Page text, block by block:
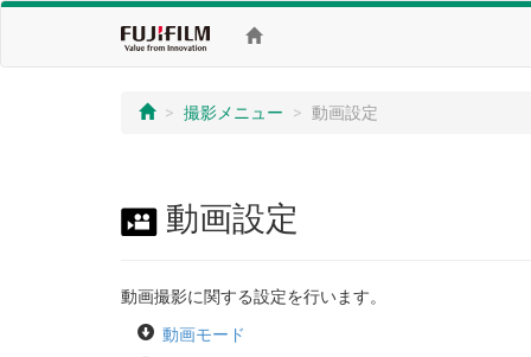
撮影メニュー 動画設定
動画設定
動画撮影に関する設定を行います。
動画モード